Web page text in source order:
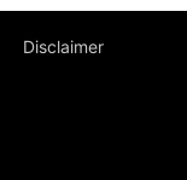
Disclaimer